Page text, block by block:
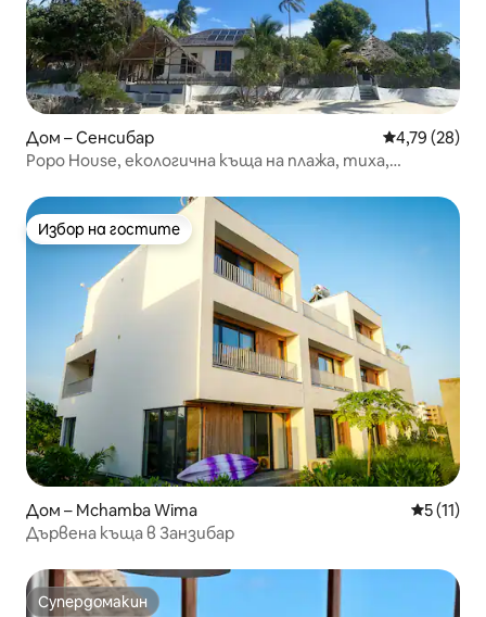
Дом – Сенсибар Средна
4,79 (28)
Popo House, екологична къща на плажа, тиха,
Избор на гостите
Избор на гостите
Дом – Mchamba Wima Средна
5 (11)
Дървена къща в Занзибар
Супердомакин
Супердомакин